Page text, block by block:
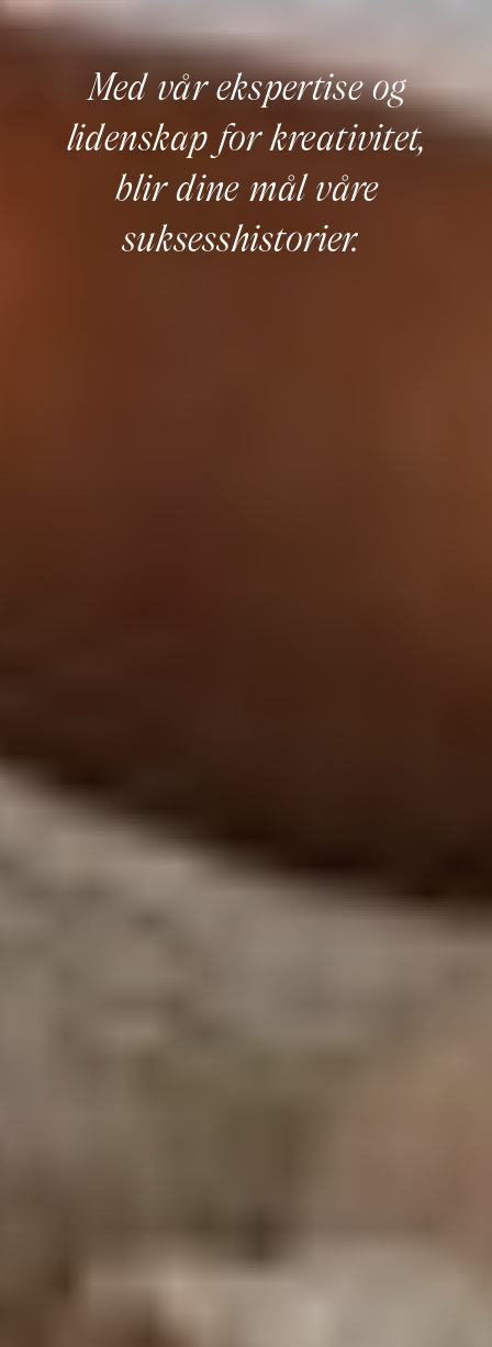
Med vår ekspertise og
lidenskap for kreativitet,
blir dine mål våre
suksesshistorier.